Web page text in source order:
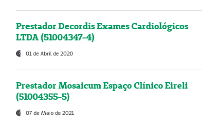
Prestador Decordis Exames Cardiológicos
LTDA (51004347-4)
01 de Abril de 2020
Prestador Mosaicum Espaço Clínico Eireli
(51004355-5)
07 de Maio de 2021